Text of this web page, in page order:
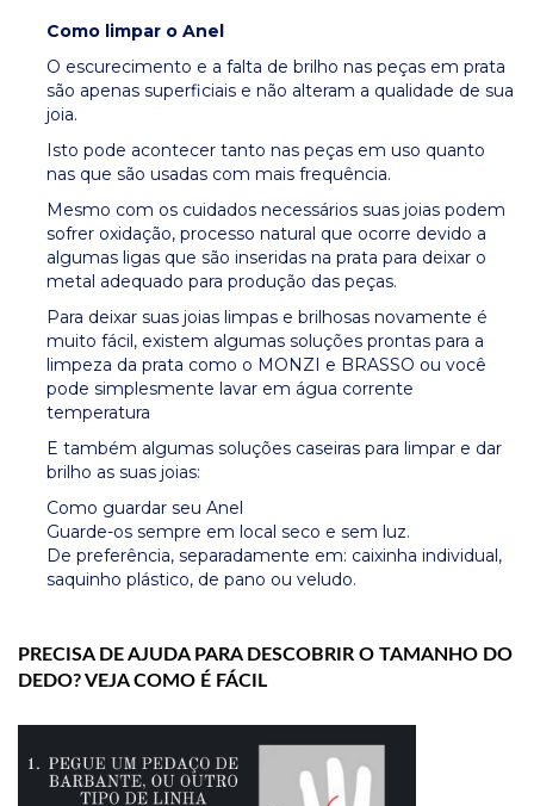
Como limpar o Anel
O escurecimento e a falta de brilho nas peças em prata
são apenas superficiais e não alteram a qualidade de sua
joia.
Isto pode acontecer tanto nas peças em uso quanto
nas que são usadas com mais frequência.
Mesmo com os cuidados necessários suas joias podem
sofrer oxidação, processo natural que ocorre devido a
algumas ligas que são inseridas na prata para deixar o
metal adequado para produção das peças.
Para deixar suas joias limpas e brilhosas novamente é
muito fácil, existem algumas soluções prontas para a
limpeza da prata como o MONZI e BRASSO ou você
pode simplesmente lavar em água corrente
temperatura
E também algumas soluções caseiras para limpar e dar
brilho as suas joias:
Como guardar seu Anel
Guarde-os sempre em local seco e sem luz.
De preferência, separadamente em: caixinha individual,
saquinho plástico, de pano ou veludo.
PRECISA DE AJUDA PARA DESCOBRIR O TAMANHO DO
DEDO? VEJA COMO É FÁCIL